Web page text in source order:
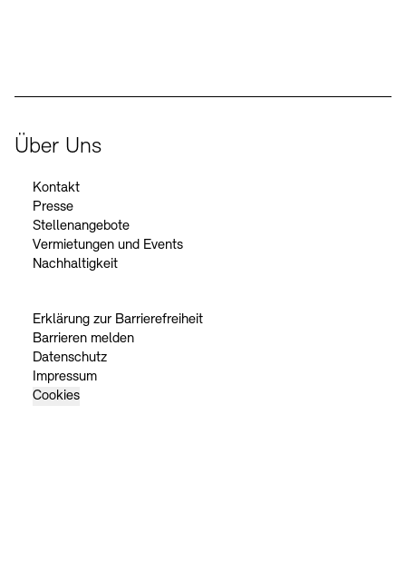
Über Uns
Kontakt
Presse
Stellenangebote
Vermietungen und Events
Nachhaltigkeit
Erklärung zur Barrierefreiheit
Barrieren melden
Datenschutz
Impressum
Cookies